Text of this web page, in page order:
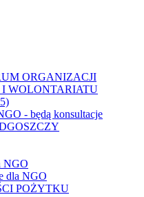
ORGANIZACJI
WOLONTARIATU
- będą konsultacje
NGO
dla NGO
POŻYTKU